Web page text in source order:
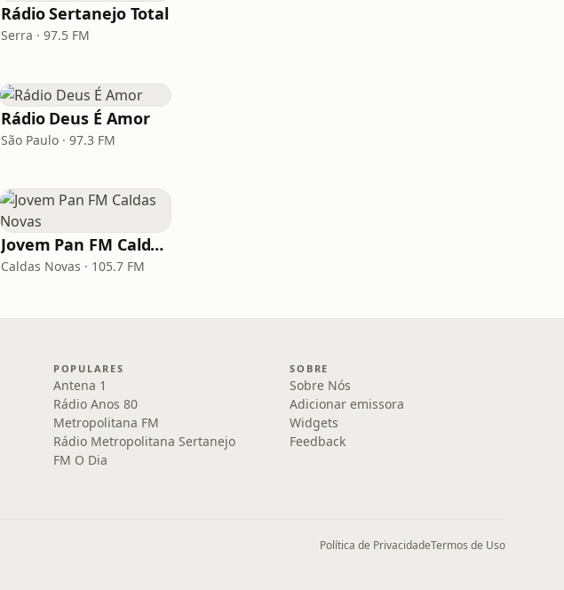
Rádio Sertanejo Total
Serra · 97.5 FM
Rádio Deus É Amor
São Paulo · 97.3 FM
Jovem Pan FM Caldas Novas
Caldas Novas · 105.7 FM
POPULARES
Antena 1
Rádio Anos 80
Metropolitana FM
Rádio Metropolitana Sertanejo
FM O Dia
SOBRE
Sobre Nós
Adicionar emissora
Widgets
Feedback
Política de PrivacidadeTermos de Uso